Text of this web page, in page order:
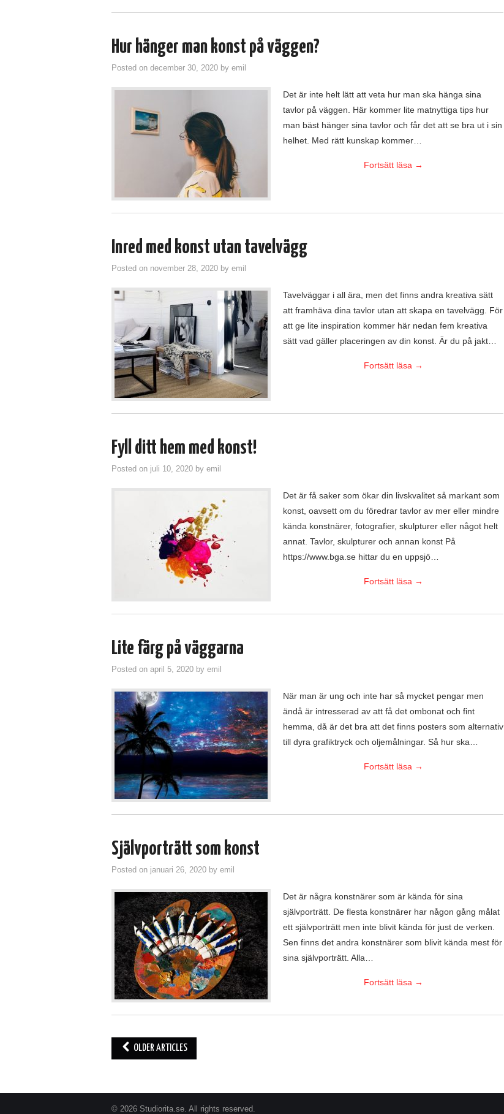
Hur hänger man konst på väggen?
Posted on december 30, 2020 by emil
Det är inte helt lätt att veta hur man ska hänga sina
tavlor på väggen. Här kommer lite matnyttiga tips hur
man bäst hänger sina tavlor och får det att se bra ut i sin
helhet. Med rätt kunskap kommer…
Fortsätt läsa →
Inred med konst utan tavelvägg
Posted on november 28, 2020 by emil
Tavelväggar i all ära, men det finns andra kreativa sätt
att framhäva dina tavlor utan att skapa en tavelvägg. För
att ge lite inspiration kommer här nedan fem kreativa
sätt vad gäller placeringen av din konst. Är du på jakt…
Fortsätt läsa →
Fyll ditt hem med konst!
Posted on juli 10, 2020 by emil
Det är få saker som ökar din livskvalitet så markant som
konst, oavsett om du föredrar tavlor av mer eller mindre
kända konstnärer, fotografier, skulpturer eller något helt
annat. Tavlor, skulpturer och annan konst På
https://www.bga.se hittar du en uppsjö…
Fortsätt läsa →
Lite färg på väggarna
Posted on april 5, 2020 by emil
När man är ung och inte har så mycket pengar men
ändå är intresserad av att få det ombonat och fint
hemma, då är det bra att det finns posters som alternativ
till dyra grafiktryck och oljemålningar. Så hur ska…
Fortsätt läsa →
Självporträtt som konst
Posted on januari 26, 2020 by emil
Det är några konstnärer som är kända för sina
självporträtt. De flesta konstnärer har någon gång målat
ett självporträtt men inte blivit kända för just de verken.
Sen finns det andra konstnärer som blivit kända mest för
sina självporträtt. Alla…
Fortsätt läsa →
Post
navigation
OLDER ARTICLES
© 2026 Studiorita.se. All rights reserved.